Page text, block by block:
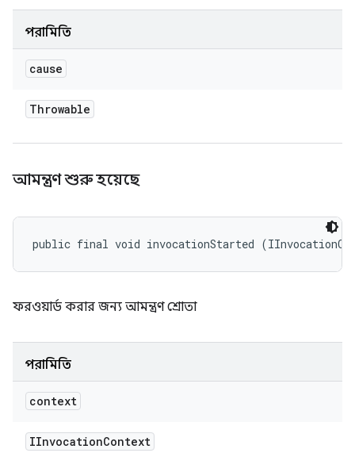
পরামিতি
cause
Throwable
আমন্ত্রণ শুরু হয়েছে
public final void invocationStarted
ফরওয়ার্ড করার জন্য আমন্ত্রণ শ্রোতা
পরামিতি
context
IInvocationContext